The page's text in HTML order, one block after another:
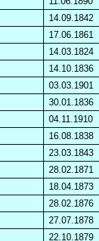
14.09.1842
17.06.1861
14.03.1824
14.10.1836
03.03.1901
30.01.1836
04.11.1910
16.08.1838
23.03.1843
28.02.1871
18.04.1873
28.02.1876
27.07.1878
22.10.1879